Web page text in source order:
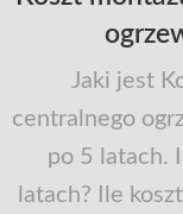
Jaki jest
centralnego
po 5 latach.
latach? Ile